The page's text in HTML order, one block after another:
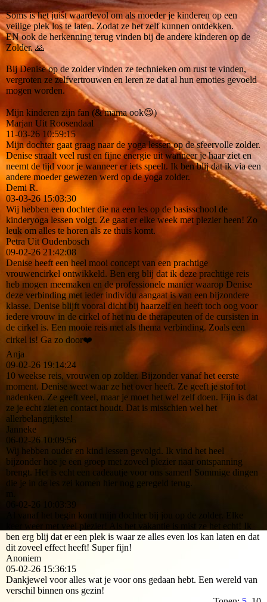
Soms is het juist waardevol om als moeder je kinderen op een
veilige plek los te laten. Zodat ze het zelf kunnen ontdekken.
EN ook de herkenning terug vinden bij de andere kinderen op de
Zolder. 🙏
Bij Denise op de zolder vinden ze technieken om rust te vinden,
vergroten ze zelfvertrouwen en leren ze dat al hun emoties gevoeld
mogen worden.
Mijn kinderen zijn fan (& mama ook😉)
Marjan Uit Roosendaal
11-03-26 10:59:15
Mijn dochter gaat graag naar de yoga lessen op de sfeervolle zolder.
Denise straalt veel rust en fijne energie uit wanneer je haar ziet en
neemt de tijd voor je wanneer er iets speelt. Ik ben blij dat ik via een
andere moeder gewezen werd op de yoga zolder.
Demi R.
03-03-26 15:03:30
Wij hebben een dochter die na een les op de basisschool de
kinderyoga lessen volgt. Ze gaat er elke week met plezier heen! Zo
leuk om alles te horen als ze thuis komt.
Petra Uit Oudenbosch
09-02-26 21:42:08
Denise heeft een heel mooi concept van een prachtige
vrouwencirkel ontwikkeld. Ben erg blij dat ik deze prachtige reis
heb mogen meemaken en de professionele manier waarop Denise
deze verbinding met ieder individu aangaat is van een bijzondere
klasse. Denise blijft vooral dicht bij haarzelf en heeft toch oog voor
iedere vrouw in de cirkel of het nu de therapeuten of de cursisten in
de cirkel is. Een mooie reis met als thema verbinding. Zoals een
cirkel is! Ga zo door❤️
Anja
09-02-26 19:14:24
10 weekse reis, vrouwen op zolder. Bijzonder vanaf het eerste
moment. Denise weet waar ze het over heeft. Ze geeft je stof tot
nadenken. Ze geeft veel, maar je moet het wel zelf doen. Fijn is dat
ze je echt ziet en contact houdt. Dat is misschien wel het
allerbelangrijkste!
Janneke
06-02-26 10:09:56
Wij hebben ouder en kind lessen gevolgd. Ik vind het heel
bijzonder hoe je een groep met zoveel plezier naar ontspanning
brengt. Het is echt een cadeautje voor ons samen! Sommige dingen
die je in de les zei komen hier nog geregeld terug.
06-02-26
10:03:39
Al vanaf het begin komt mijn dochter bij jou op de zolder. Elke
keer weer met veel plezier! Als het vakantie is mist ze het echt! Ik
ben erg blij dat er een plek is waar ze alles even los kan laten en dat
dit zoveel effect heeft! Super fijn!
Anoniem
05-02-26 15:36:15
Dankjewel voor alles wat je voor ons gedaan hebt. Een wereld van
verschil binnen ons gezin!